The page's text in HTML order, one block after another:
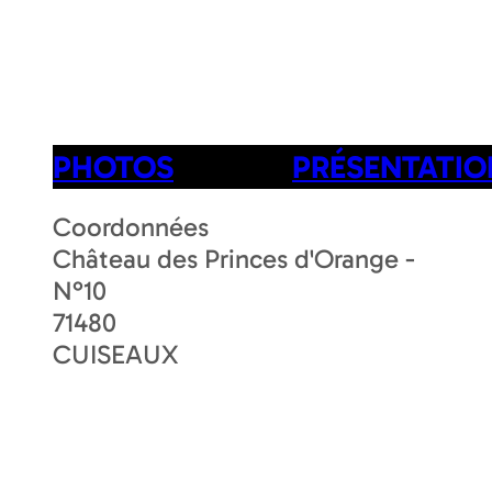
PHOTOS
Coordonnées
Château des Princes d'Orange -
N°10
71480
CUISEAUX